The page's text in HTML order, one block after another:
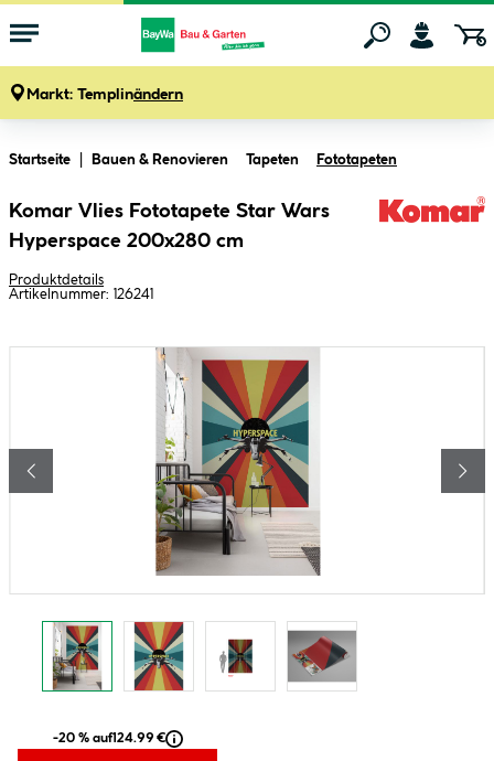
Markt: Templinändern
Startseite Bauen & Renovieren Tapeten Fototapeten
Komar Vlies Fototapete Star Wars
Hyperspace 200x280 cm
Produktdetails
Artikelnummer: 126241
Bildergalerie überspringen
-20 % auf124.99 €